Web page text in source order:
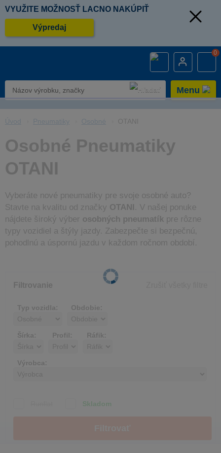
VYUŽITE MOŽNOSŤ LACNO NAKÚPIŤ
Výpredaj
0
Menu
Úvod Pneumatiky Osobné OTANI
Osobné Pneumatiky
OTANI
Vyberáte nové pneumatiky pre svoje osobné auto?
Stavte na kvalitu od značky OTANI . V našej ponuke
nájdete široký výber osobných pneumatík pre rôzne
typy vozidiel a štýly jazdy. Zabezpečte si bezpečnú,
pohodlnú a úspornú jazdu v každom ročnom období.
Filtrovanie
Typ vozidla: Obdobie:
Šírka: Profil: Ráfik:
Výrobca:
Skladom